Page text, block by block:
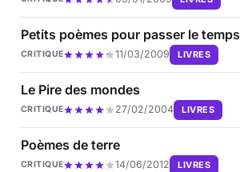
Petits poèmes pour passer le temps
CRITIQUE 11/03/2009 LIVRES
Le Pire des mondes
CRITIQUE 27/02/2004 LIVRES
Poèmes de terre
CRITIQUE 14/06/2012 LIVRES